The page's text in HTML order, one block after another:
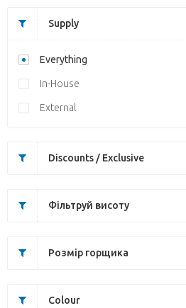
Supply
Everything
In-House
External
Discounts / Exclusive
Фільтруй висоту
Розмір горщика
Colour